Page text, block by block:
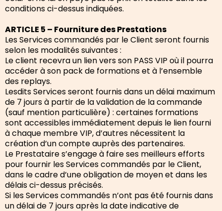
conditions ci-dessus indiquées.
ARTICLE 5 – Fourniture des Prestations
Les Services commandés par le Client seront fournis
selon les modalités suivantes :
Le client recevra un lien vers son PASS VIP où il pourra
accéder à son pack de formations et à l’ensemble
des replays.
Lesdits Services seront fournis dans un délai maximum
de 7 jours à partir de la validation de la commande
(sauf mention particulière) : certaines formations
sont accessibles immédiatement depuis le lien fourni
à chaque membre VIP, d’autres nécessitent la
création d’un compte auprès des partenaires.
Le Prestataire s’engage à faire ses meilleurs efforts
pour fournir les Services commandés par le Client,
dans le cadre d’une obligation de moyen et dans les
délais ci-dessus précisés.
Si les Services commandés n’ont pas été fournis dans
un délai de 7 jours après la date indicative de